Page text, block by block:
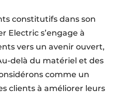
constitutifs dans son
Electric s’engage à
vers un avenir ouvert,
delà du matériel et des
comme un
clients à améliorer leurs